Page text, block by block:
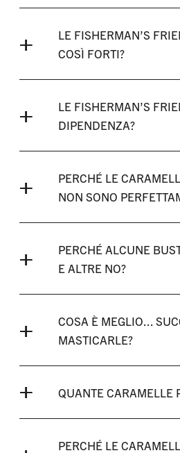
LE FISHERMAN’S
COSÌ FORTI?
LE FISHERMAN’S
DIPENDENZA?
PERCHÉ LE
NON SONO
PERCHÉ ALCUNE
E ALTRE NO?
COSA È MEGLIO...
MASTICARLE?
QUANTE CARAMELLE
PERCHÉ LE